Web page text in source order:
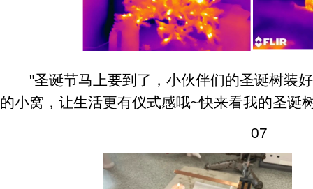
"圣诞节马上要到了，小伙伴们的圣诞树装好
的小窝，让生活更有仪式感哦~快来看我的圣诞
07